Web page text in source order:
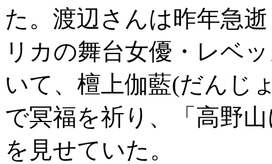
た。渡辺さんは昨年急
リカの舞台女優・レベ
いて、檀上伽藍(だんじ
で冥福を祈り、「高野
を見せていた。